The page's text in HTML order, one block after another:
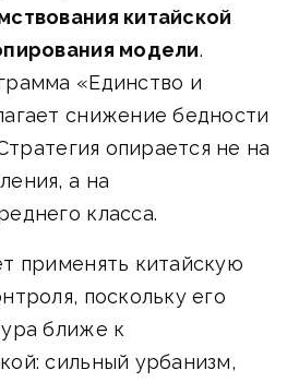
китайской
модели.
«Единство и
снижение бедности
опирается не на
а на
класса.
применять китайскую
поскольку его
ближе к
сильный урбанизм,